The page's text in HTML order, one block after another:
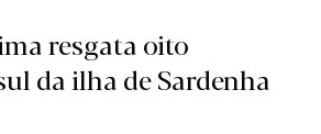
resgata oito
da ilha de Sardenha